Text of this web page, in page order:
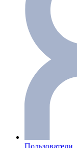
Пользователи